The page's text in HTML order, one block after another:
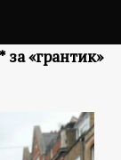
«грантик»